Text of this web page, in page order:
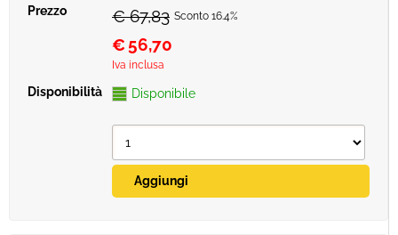
€ 67,83 Sconto 16.4%
€ 56,70
Iva inclusa
Disponibile